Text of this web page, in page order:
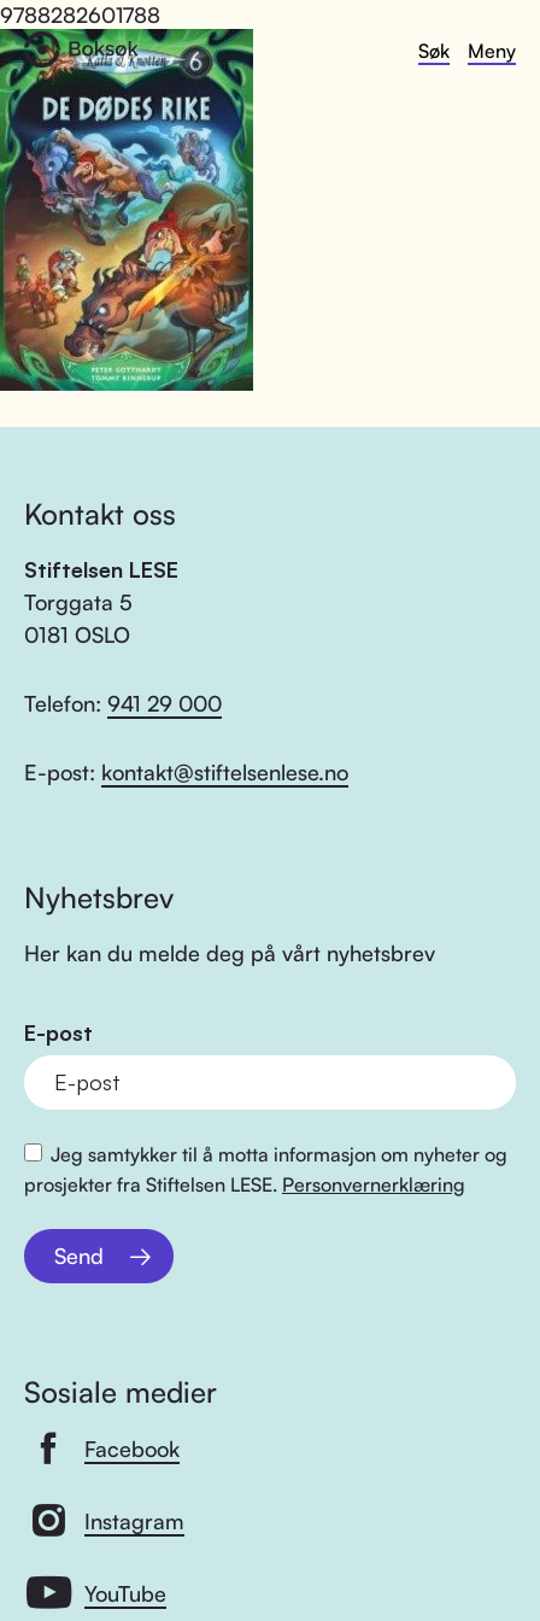
Søk Meny
9788282601788
Kontakt oss
Stiftelsen LESE
Torggata 5
0181 OSLO
Telefon: 941 29 000
E-post: kontakt@stiftelsenlese.no
Nyhetsbrev
Her kan du melde deg på vårt nyhetsbrev
E-post
Jeg samtykker til å motta informasjon om nyheter og
prosjekter fra Stiftelsen LESE. Personvernerklæring
Send
Sosiale medier
Facebook
Instagram
YouTube